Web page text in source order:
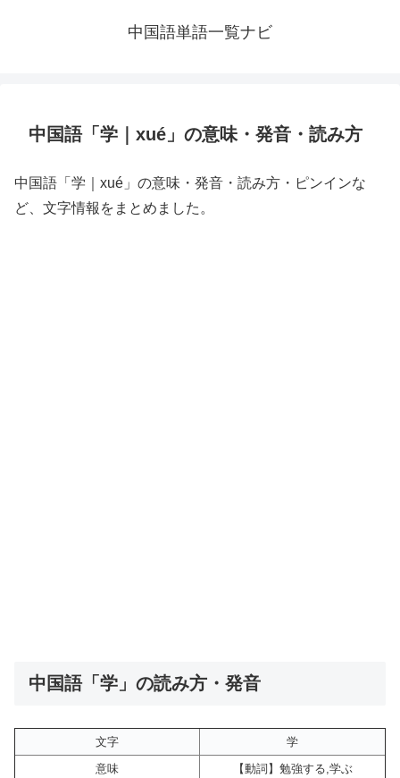
中国語単語一覧ナビ
中国語「学｜xué」の意味・発音・読み方
中国語「学｜xué」の意味・発音・読み方・ピンインな
ど、文字情報をまとめました。
中国語「学」の読み方・発音
文字
学
意味
【動詞】勉強する,学ぶ